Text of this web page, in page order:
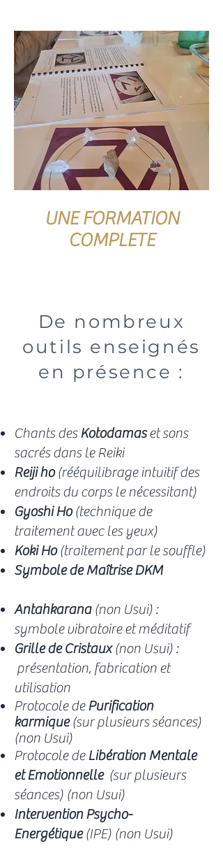
UNE FORMATION
COMPLETE
De nombreux
outils enseignés
en présence :
Chants desKotodamaset sons
sacrés dans le Reiki
Reiji ho(rééquilibrage intuitif des
endroits du corps le nécessitant)
Gyoshi Ho(technique de
traitement avec les yeux)
Koki Ho(traitement par le souffle)
Symbole de Maîtrise DKM
Antahkarana (non Usui) :
symbole vibratoire et méditatif
Grille de Cristaux(non Usui) :
présentation, fabrication et
utilisation
Protocole dePurification
karmique(sur plusieurs séances)
(non Usui)
Protocole deLibération Mentale
et Emotionnelle (sur plusieurs
séances) (non Usui)
Intervention Psycho-
Energétique(IPE) (non Usui)